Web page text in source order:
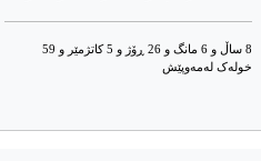
8 ساڵ و 6 مانگ و 26 ڕۆژ و 5 کاتژمێر و 59
خوله‌ک له‌مه‌وپێش‌